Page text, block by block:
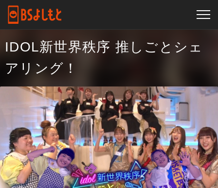
IDOL新世界秩序 推しごとシェ
アリング！